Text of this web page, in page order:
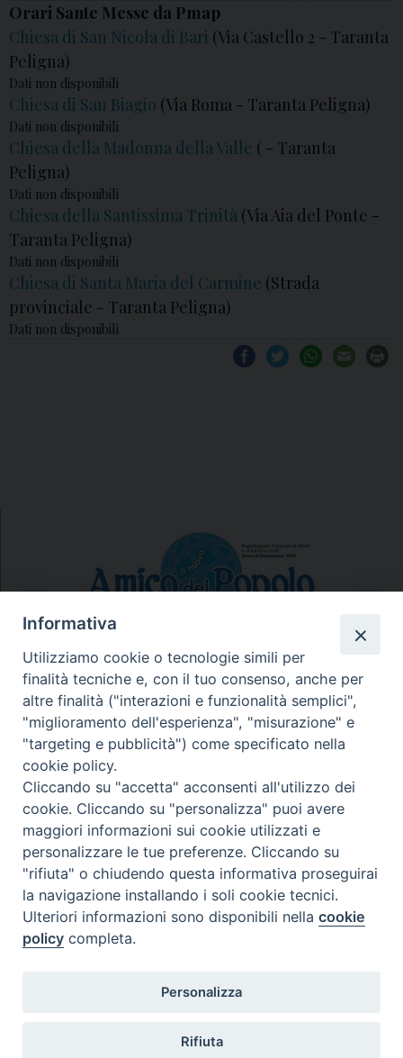
Orari Sante Messe da Pmap
Chiesa di San Nicola di Bari (Via Castello 2 - Taranta
Peligna)
Dati non disponibili
Chiesa di San Biagio (Via Roma - Taranta Peligna)
Dati non disponibili
Chiesa della Madonna della Valle ( - Taranta
Peligna)
Dati non disponibili
Chiesa della Santissima Trinità (Via Aia del Ponte -
Taranta Peligna)
Dati non disponibili
Chiesa di Santa Maria del Carmine (Strada
provinciale - Taranta Peligna)
Dati non disponibili
N.7/8 LUGLIO AGOSTO
N. 6 GIUGNO 2026
N°5 MAGGIO 2026
N° 4 APRILE 2026
Informativa
Utilizziamo cookie o tecnologie simili per
finalità tecniche e, con il tuo consenso, anche per
altre finalità ("interazioni e funzionalità semplici",
"miglioramento dell'esperienza", "misurazione" e
"targeting e pubblicità") come specificato nella
cookie policy.
Cliccando su "accetta" acconsenti all'utilizzo dei
cookie. Cliccando su "personalizza" puoi avere
maggiori informazioni sui cookie utilizzati e
personalizzare le tue preferenze. Cliccando su
"rifiuta" o chiudendo questa informativa proseguirai
la navigazione installando i soli cookie tecnici.
Ulteriori informazioni sono disponibili nellacookie
policy completa.
Personalizza
Rifiuta